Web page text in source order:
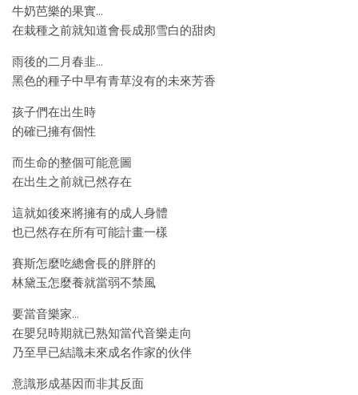
牛奶芭樂的果實…
在栽種之前就知道會長成那雪白的甜肉
雨後的二月春韭…
黑色的種子中早有青草沒有的未來芳香
孩子們在出生時
的確已擁有個性
而生命的整個可能意圖
在出生之前就已然存在
這就如後來將擁有的成人身體
也已然存在所有可能計畫一樣
賽斯怎麼吃總會長的胖胖的
林黛玉怎麼養就當弱不禁風
要當音樂家…
在嬰兒時期就已熟知當代音樂走向
乃至早已結識未來成名作家的伙伴
意識形成基因而非其反面